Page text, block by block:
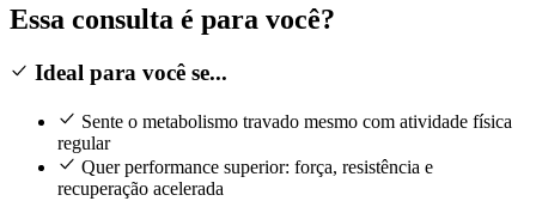
Essa consulta é para você?
Ideal para você se...
Sente o metabolismo travado mesmo com atividade física
regular
Quer performance superior: força, resistência e
recuperação acelerada